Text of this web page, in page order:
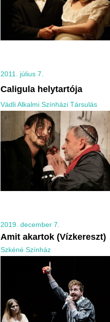
2011. július 7.
Caligula helytartója
Vádli Alkalmi Színházi Társulás
2019. december 7.
Amit akartok (Vízkereszt)
Szkéné Színház